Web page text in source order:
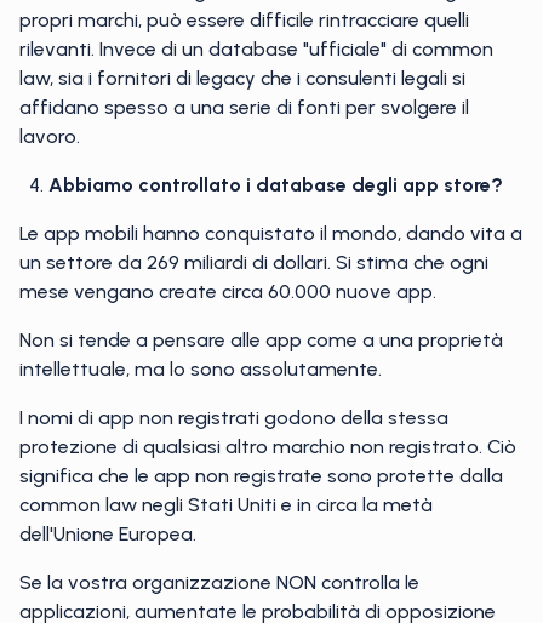
propri marchi, può essere difficile rintracciare quelli
rilevanti. Invece di un database "ufficiale" di common
law, sia i fornitori di legacy che i consulenti legali si
affidano spesso a una serie di fonti per svolgere il
lavoro.
Abbiamo controllato i database degli app store?
Le app mobili hanno conquistato il mondo, dando vita a
un settore da 269 miliardi di dollari. Si stima che ogni
mese vengano create circa 60.000 nuove app.
Non si tende a pensare alle app come a una proprietà
intellettuale, ma lo sono assolutamente.
I nomi di app non registrati godono della stessa
protezione di qualsiasi altro marchio non registrato. Ciò
significa che le app non registrate sono protette dalla
common law negli Stati Uniti e in circa la metà
dell'Unione Europea.
Se la vostra organizzazione NON controlla le
applicazioni, aumentate le probabilità di opposizione